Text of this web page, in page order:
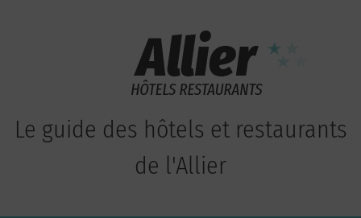
Le guide des hôtels et restaurants
de l'Allier